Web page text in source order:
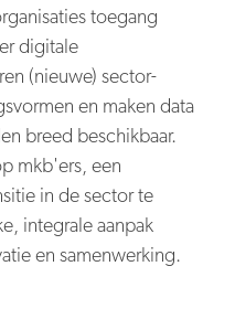
toegang
digitale
(nieuwe) sector-
en maken data
breed beschikbaar.
mkb'ers, een
in de sector te
integrale aanpak
en samenwerking.